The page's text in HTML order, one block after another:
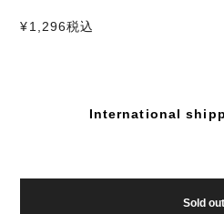
¥1,296税込
International
Sold out